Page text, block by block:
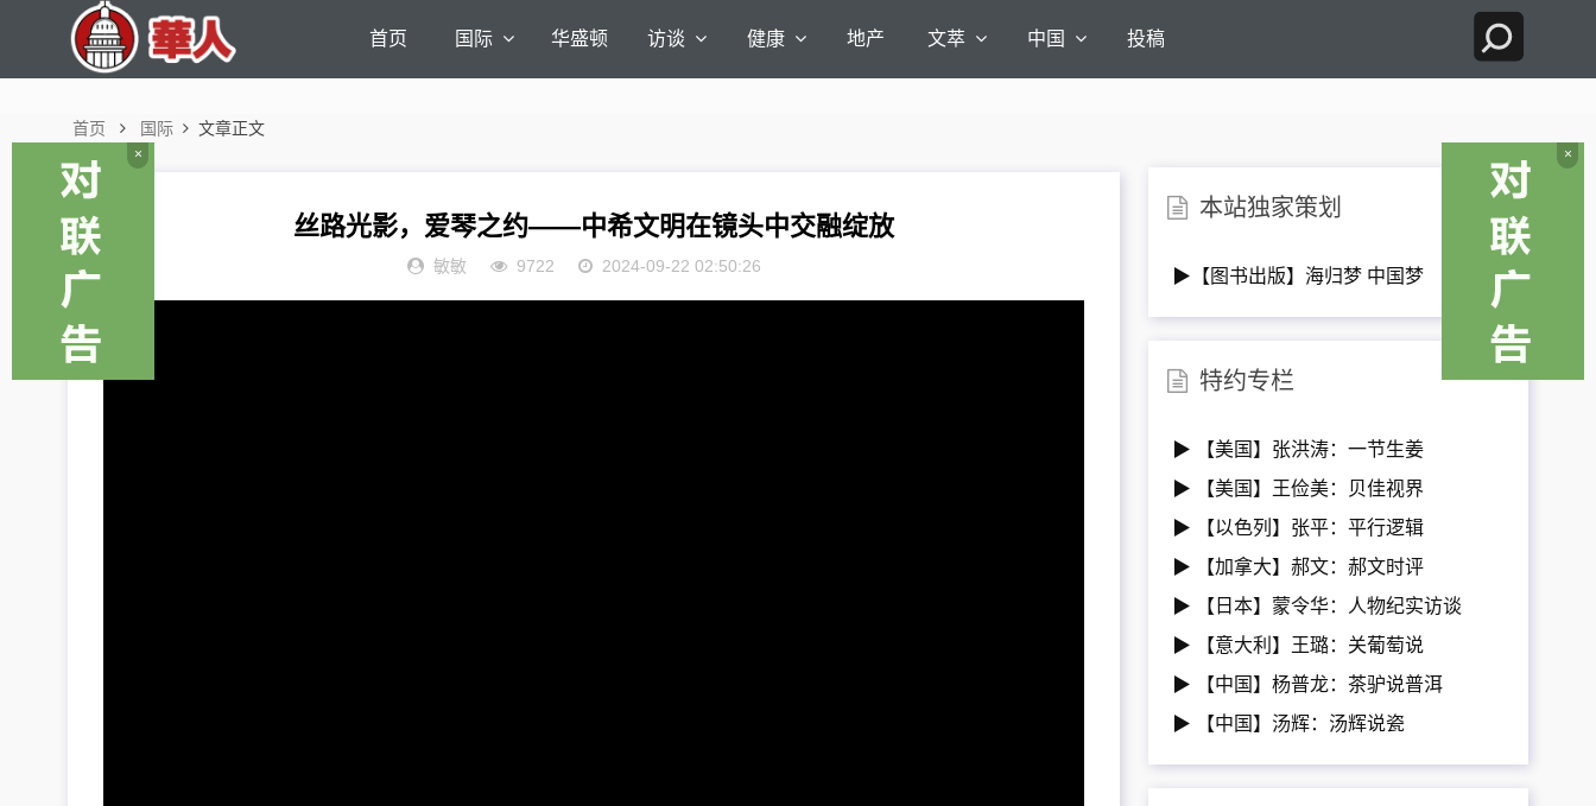
首页 国际 华盛顿 访谈 健康 地产 文萃 中国 投稿
首页 国际 文章正文
丝路光影，爱琴之约——中希文明在镜头中交融绽放
敏敏 9722 2024-09-22 02:50:26
本站独家策划
▶【图书出版】海归梦 中国梦
特约专栏
▶ 【美国】张洪涛：一节生姜
▶ 【美国】王俭美：贝佳视界
▶ 【以色列】张平：平行逻辑
▶ 【加拿大】郝文：郝文时评
▶ 【日本】蒙令华：人物纪实访谈
▶ 【意大利】王璐：关葡萄说
▶ 【中国】杨普龙：茶驴说普洱
▶ 【中国】汤辉：汤辉说瓷
× ×